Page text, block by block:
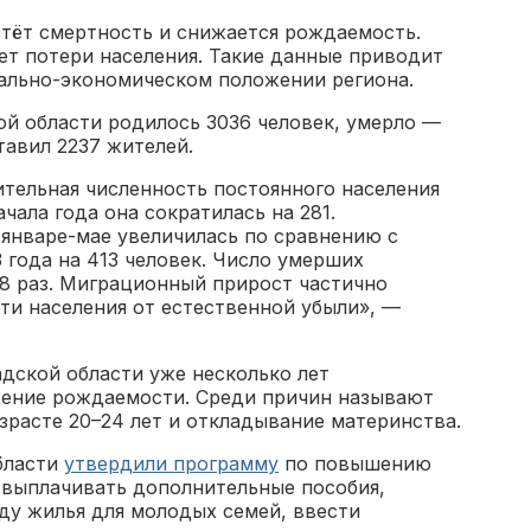
смертность и снижается рождаемость.
потери населения. Такие данные приводит
экономическом положении региона.
области родилось 3036 человек, умерло —
2237 жителей.
численность постоянного населения
года она сократилась на 281.
мае увеличилась по сравнению с
на 413 человек. Число умерших
раз. Миграционный прирост частично
населения от естественной убыли», —
области уже несколько лет
рождаемости. Среди причин называют
20–24 лет и откладывание материнства.
утвердили программу по повышению
дополнительные пособия,
жилья для молодых семей, ввести